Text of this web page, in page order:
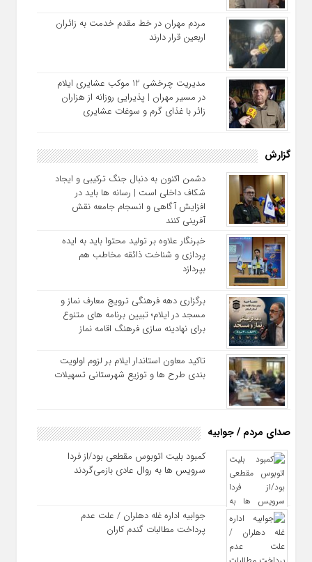
مردم مهران در خط مقدم خدمت به زائران
اربعین قرار دارند
مدیریت چرخشی 12 موکب‌ عشایری ایلام
در مسیر مهران | پذیرایی روزانه از هزاران
زائر با غذای گرم و سوغات عشایری
گزارش
دشمن اکنون به دنبال جنگ ترکیبی و ایجاد
شکاف داخلی است | رسانه‌ ها باید در
افزایش آگاهی و انسجام جامعه نقش‌
آفرینی کنند
خبرنگار علاوه بر تولید محتوا باید به ایده‌
پردازی و شناخت ذائقه مخاطب هم
بپردازد
برگزاری دهه فرهنگی ترویج معارف نماز و
مسجد در ایلام؛ تبیین برنامه‌ های متنوع
برای نهادینه‌ سازی فرهنگ اقامه نماز
تاکید معاون استاندار ایلام بر لزوم اولویت‌
بندی طرح‌ ها و توزیع شهرستانی تسهیلات
صدای مردم / جوابیه
کمبود بلیت اتوبوس مقطعی بود/از فردا
سرویس ها به روال عادی بازمی‌گردند
جوابیه اداره غله دهلران / علت عدم
پرداخت مطالبات گندم کاران